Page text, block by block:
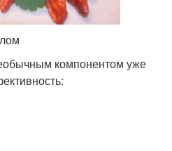
компонентом уже